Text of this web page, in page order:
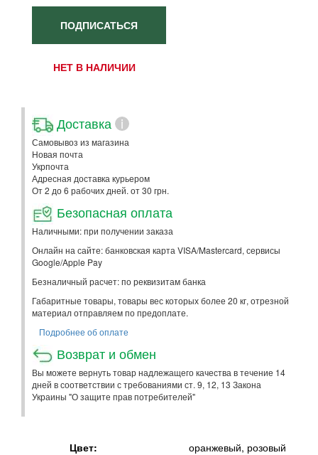
ПОДПИСАТЬСЯ
НЕТ В НАЛИЧИИ
Доставка i
Самовывоз из магазина
Новая почта
Укрпочта
Адресная доставка курьером
От 2 до 6 рабочих дней. от 30 грн.
Безопасная оплата
Наличными: при получении заказа
Онлайн на сайте: банковская карта VISA/Mastercard, сервисы
Google/Apple Pay
Безналичный расчет: по реквизитам банка
Габаритные товары, товары вес которых более 20 кг, отрезной
материал отправляем по предоплате.
Подробнее об оплате
Возврат и обмен
Вы можете вернуть товар надлежащего качества в течение 14
дней в соответствии с требованиями ст. 9, 12, 13 Закона
Украины "О защите прав потребителей"
Цвет:
оранжевый, розовый